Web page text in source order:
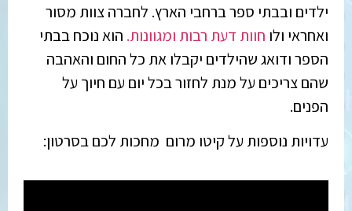
ילדים ובבתי ספר ברחבי הארץ. לחברה צוות מסור
ואחראי ולו חוות דעת רבות ומגוונות. הוא נוכח בבתי
הספר ודואג שהילדים יקבלו את כל החום והאהבה
שהם צריכים על מנת לחזור בכל יום עם חיוך על
הפנים.
עדויות נוספות על קיטו מרום מחכות לכם בסרטון: